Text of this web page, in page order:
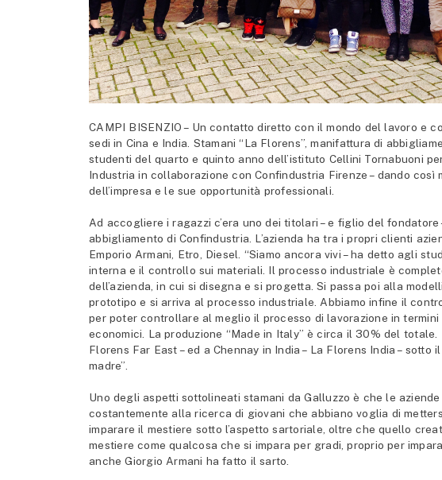
CAMPI BISENZIO – Un contatto diretto con il mondo del lavoro e
sedi in Cina e India. Stamani “La Florens”, manifattura di
studenti del quarto e quinto anno dell’istituto Cellini Tornabuoni
Industria in collaborazione con Confindustria Firenze – dando
dell’impresa e le sue opportunità professionali.
Ad accogliere i ragazzi c’era uno dei titolari – e figlio del
abbigliamento di Confindustria. L’azienda ha tra i propri clienti
Emporio Armani, Etro, Diesel. “Siamo ancora vivi – ha detto agli
interna e il controllo sui materiali. Il processo industriale è
dell’azienda, in cui si disegna e si progetta. Si passa poi alla
prototipo e si arriva al processo industriale. Abbiamo infine il
per poter controllare al meglio il processo di lavorazione in
economici. La produzione “Made in Italy” è circa il 30% del
Florens Far East – ed a Chennay in India – La Florens India –
madre”.
Uno degli aspetti sottolineati stamani da Galluzzo è che le
costantemente alla ricerca di giovani che abbiano voglia di
imparare il mestiere sotto l’aspetto sartoriale, oltre che quello
mestiere come qualcosa che si impara per gradi, proprio per
anche Giorgio Armani ha fatto il sarto.